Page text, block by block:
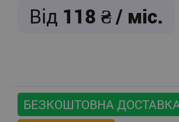
Від 118 / міс.
БЕЗКОШТОВНА